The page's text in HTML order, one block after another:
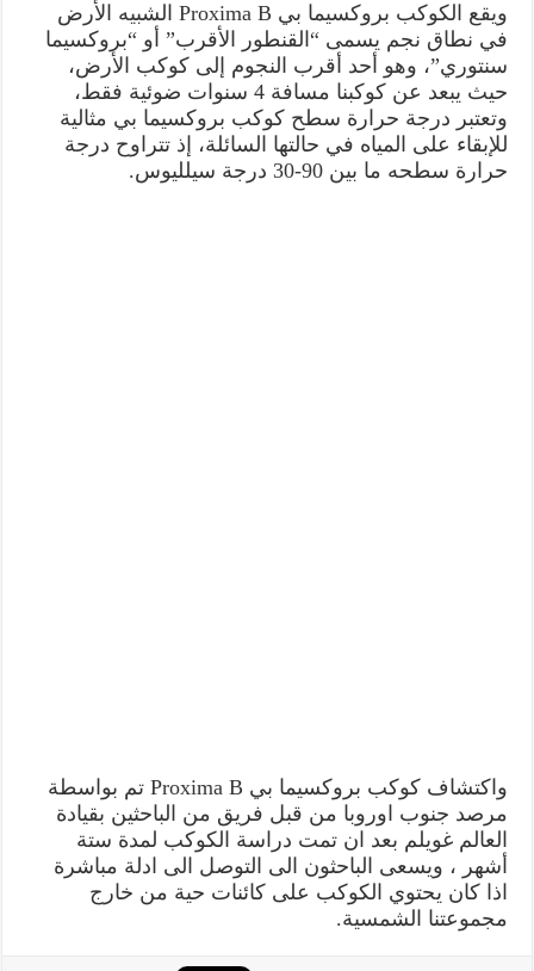
ويقع الكوكب بروكسيما بي Proxima B الشبيه الأرض
في نطاق نجم يسمى “القنطور الأقرب” أو “بروكسيما
سنتوري”، وهو أحد أقرب النجوم إلى كوكب الأرض،
حيث يبعد عن كوكبنا مسافة 4 سنوات ضوئية فقط،
وتعتبر درجة حرارة سطح كوكب بروكسيما بي مثالية
للإبقاء على المياه في حالتها السائلة، إذ تتراوح درجة
حرارة سطحه ما بين 90-30 درجة سيلليوس.
واكتشاف كوكب بروكسيما بي Proxima B تم بواسطة
مرصد جنوب اوروبا من قبل فريق من الباحثين بقيادة
العالم غويلم بعد ان تمت دراسة الكوكب لمدة ستة
أشهر ، ويسعى الباحثون الى التوصل الى ادلة مباشرة
اذا كان يحتوي الكوكب على كائنات حية من خارج
مجموعتنا الشمسية.